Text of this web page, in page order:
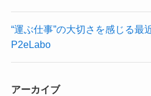
“運ぶ仕事”の大切さを感じる
P2eLabo
アーカイブ